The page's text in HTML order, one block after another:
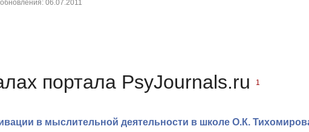
06.07.2011
портала PsyJournals.ru 1
в мыслительной деятельности в школе О.К.